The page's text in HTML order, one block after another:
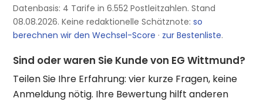
Datenbasis: 4 Tarife in 6.552 Postleitzahlen. Stand
08.08.2026. Keine redaktionelle Schätznote:so
berechnen wir den Wechsel-Score · zur Bestenliste.
Sind oder waren Sie Kunde von EG Wittmund?
Teilen Sie Ihre Erfahrung: vier kurze Fragen, keine
Anmeldung nötig. Ihre Bewertung hilft anderen